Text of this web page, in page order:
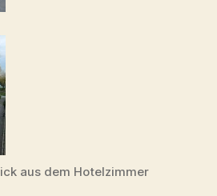
aus dem Hotelzimmer